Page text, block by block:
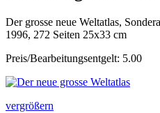
Der grosse neue Weltatlas,
1996, 272 Seiten 25x33 cm
Preis/Bearbeitungsentgelt: 5.00
vergrößern